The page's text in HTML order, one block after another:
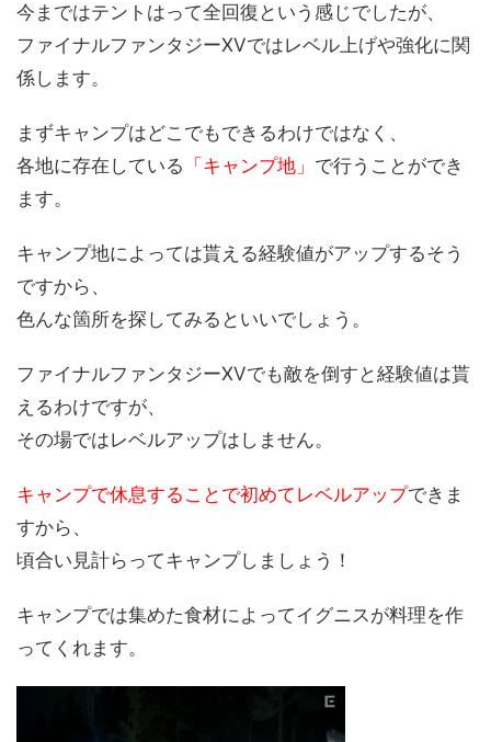
今まではテントはって全回復という感じでしたが、
ファイナルファンタジーXVではレベル上げや強化に関
係します。
まずキャンプはどこでもできるわけではなく、
各地に存在している 「キャンプ地」 で行うことができ
ます。
キャンプ地によっては貰える経験値がアップするそう
ですから、
色んな箇所を探してみるといいでしょう。
ファイナルファンタジーXVでも敵を倒すと経験値は貰
えるわけですが、
その場ではレベルアップはしません。
キャンプで休息することで初めてレベルアップできま
すから、
頃合い見計らってキャンプしましょう！
キャンプでは集めた食材によってイグニスが料理を作
ってくれます。